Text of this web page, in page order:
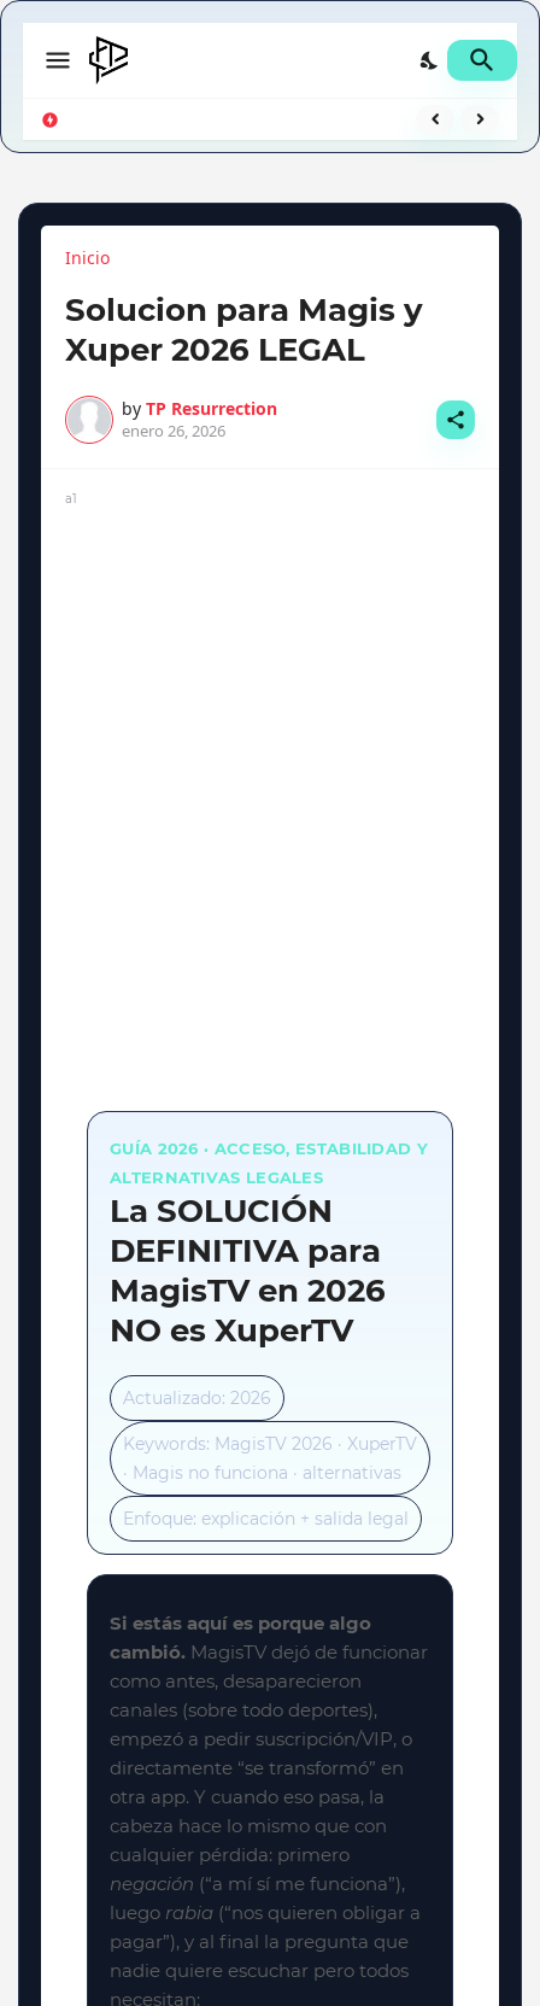
📱 ¿Te robaron el celular o lo perdiste? Así puedes ver su ubicación exacta usando una herramienta de Google que ya tienes instalada (y probablemente no sabías)
Inicio
Solucion para Magis y
Xuper 2026 LEGAL
by TP Resurrection
enero 26, 2026
a1
GUÍA 2026 · ACCESO, ESTABILIDAD Y
ALTERNATIVAS LEGALES
La SOLUCIÓN
DEFINITIVA para
MagisTV en 2026
NO es XuperTV
Actualizado: 2026
Keywords: MagisTV 2026 · XuperTV
· Magis no funciona · alternativas
Enfoque: explicación + salida legal
Si estás aquí es porque algo
cambió. MagisTV dejó de funcionar
como antes, desaparecieron
canales (sobre todo deportes),
empezó a pedir suscripción/VIP, o
directamente “se transformó” en
otra app. Y cuando eso pasa, la
cabeza hace lo mismo que con
cualquier pérdida: primero
negación (“a mí sí me funciona”),
luego rabia (“nos quieren obligar a
pagar”), y al final la pregunta que
nadie quiere escuchar pero todos
necesitan: